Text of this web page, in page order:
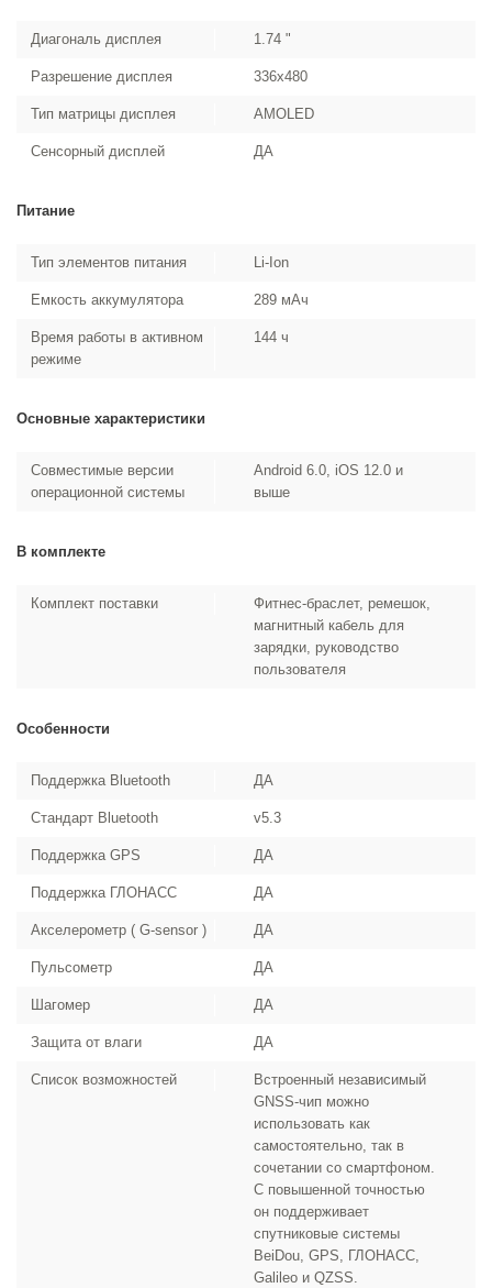
Диагональ дисплея 1.74 "
Разрешение дисплея 336x480
Тип матрицы дисплея AMOLED
Сенсорный дисплей ДА
Питание
Тип элементов питания Li-Ion
Емкость аккумулятора 289 мAч
Время работы в активном
режиме
144 ч
Основные характеристики
Совместимые версии
операционной системы
Android 6.0, iOS 12.0 и
выше
В комплекте
Комплект поставки
Фитнес-браслет, ремешок,
магнитный кабель для
зарядки, руководство
пользователя
Особенности
Поддержка Bluetooth ДА
Стандарт Bluetooth v5.3
Поддержка GPS ДА
Поддержка ГЛОНАСС ДА
Акселерометр ( G-sensor ) ДА
Пульсометр ДА
Шагомер ДА
Защита от влаги ДА
Список возможностей
Встроенный независимый
GNSS-чип можно
использовать как
самостоятельно, так в
сочетании со смартфоном.
С повышенной точностью
он поддерживает
спутниковые системы
BeiDou, GPS, ГЛОНАСС,
Galileo и QZSS.